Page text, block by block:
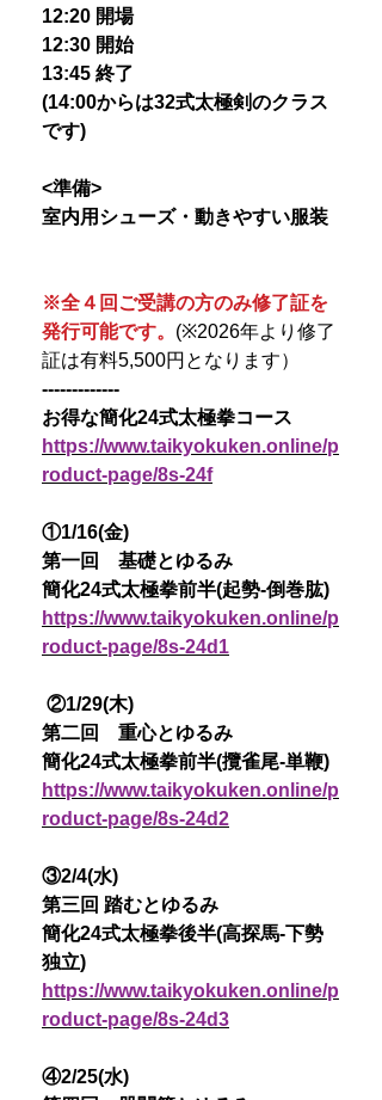
12:20 開場
12:30 開始
13:45 終了
(14:00からは32式太極剣のクラス
です)
<準備>
室内用シューズ・動きやすい服装
※全４回ご受講の方のみ修了証を
発行可能です。 (※2026年より修了
証は有料5,500円となります）
-------------
お得な簡化24式太極拳コース
https://www.taikyokuken.online/p
roduct-page/8s-24f
①1/16(金)
第一回 基礎とゆるみ
簡化24式太極拳前半(起勢-倒巻肱)
https://www.taikyokuken.online/p
roduct-page/8s-24d1
②1/29(木)
第二回 重心とゆるみ
簡化24式太極拳前半(攬雀尾-単鞭)
https://www.taikyokuken.online/p
roduct-page/8s-24d2
③2/4(水)
第三回 踏むとゆるみ
簡化24式太極拳後半(高探馬-下勢
独立)
https://www.taikyokuken.online/p
roduct-page/8s-24d3
④2/25(水)